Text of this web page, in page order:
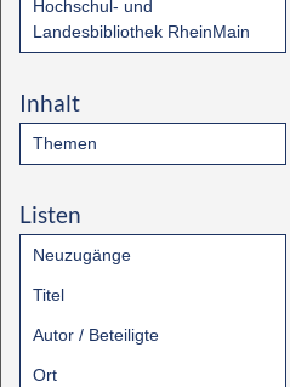
Hochschul- und
Landesbibliothek RheinMain
Inhalt
Themen
Listen
Neuzugänge
Titel
Autor / Beteiligte
Ort